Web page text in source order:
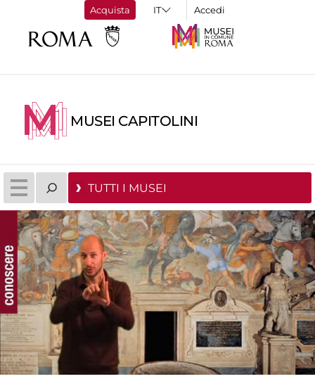
Acquista Accedi
MUSEI CAPITOLINI
TUTTI I MUSEI